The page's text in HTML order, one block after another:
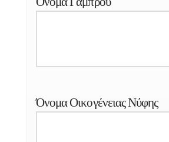
Όνομα Οικογένειας Νύφης